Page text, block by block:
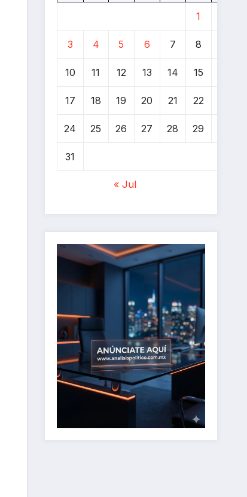
1
3 4 5 6 7 8
10 11 12 13 14 15
17 18 19 20 21 22
24 25 26 27 28 29
31
« Jul